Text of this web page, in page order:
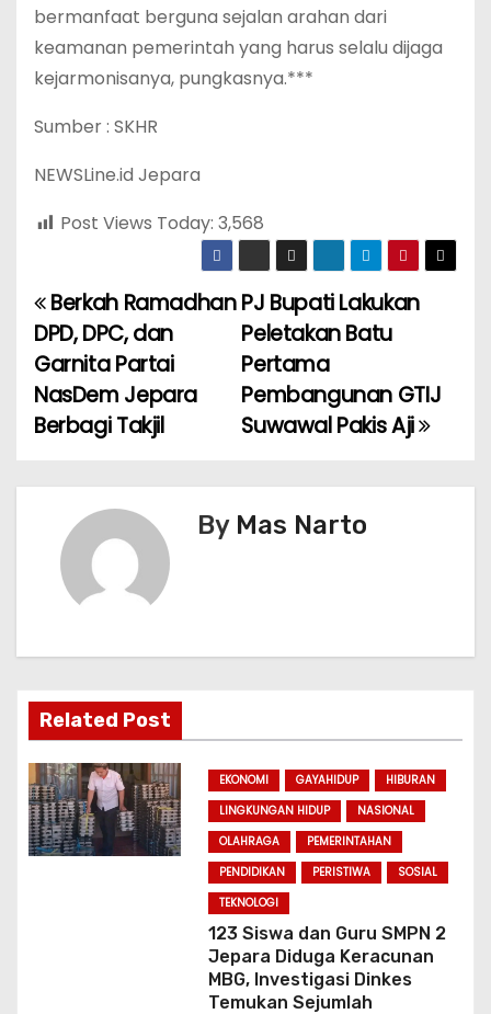
bermanfaat berguna sejalan arahan dari
keamanan pemerintah yang harus selalu dijaga
kejarmonisanya, pungkasnya.***
Sumber : SKHR
NEWSLine.id Jepara
Post Views Today: 3,568
P
o
s
n
a
t
i
o
PJ Bupati Lakukan
Peletakan Batu
Pertama
Pembangunan GTIJ
Suwawal Pakis Aji
Berkah Ramadhan
DPD, DPC, dan
Garnita Partai
NasDem Jepara
Berbagi Takjil
By Mas Narto
Related Post
EKONOMI GAYAHIDUP
HIBURAN
LINGKUNGAN HIDUP
NASIONAL
OLAHRAGA
PEMERINTAHAN
PENDIDIKAN
PERISTIWA
SOSIAL
TEKNOLOGI
123 Siswa dan Guru SMPN 2
Jepara Diduga Keracunan
MBG, Investigasi Dinkes
Temukan Sejumlah